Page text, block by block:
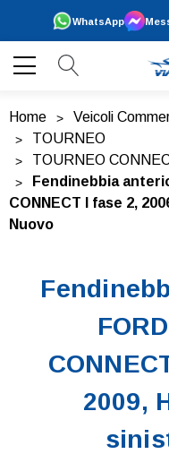
WhatsApp
Home Veicoli
TOURNEO
TOURNEO
Fendinebbia
CONNECT I fase 2,
Nuovo
2009,